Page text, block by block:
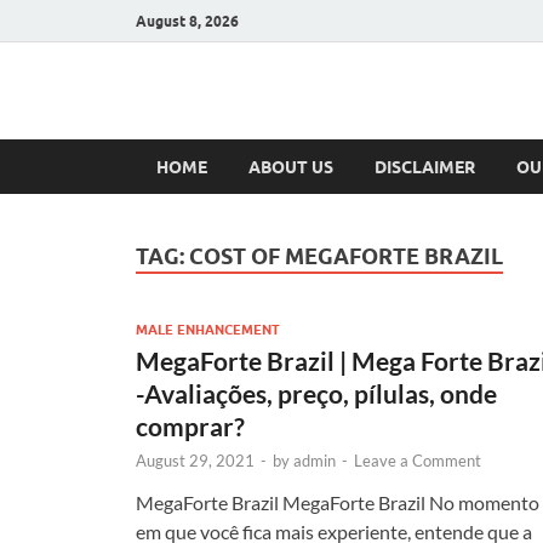
August 8, 2026
Hulk
HOME ABOUT US DISCLAIMER
TAG: COST OF MEGAFORTE BRAZIL
MALE ENHANCEMENT
MegaForte Brazil | Mega Forte
-Avaliações, preço, pílulas, onde
comprar?
August 29, 2021 - byadmin - Leave a Comment
MegaForte Brazil MegaForte Brazil No momento
em que você fica mais experiente, entende que a